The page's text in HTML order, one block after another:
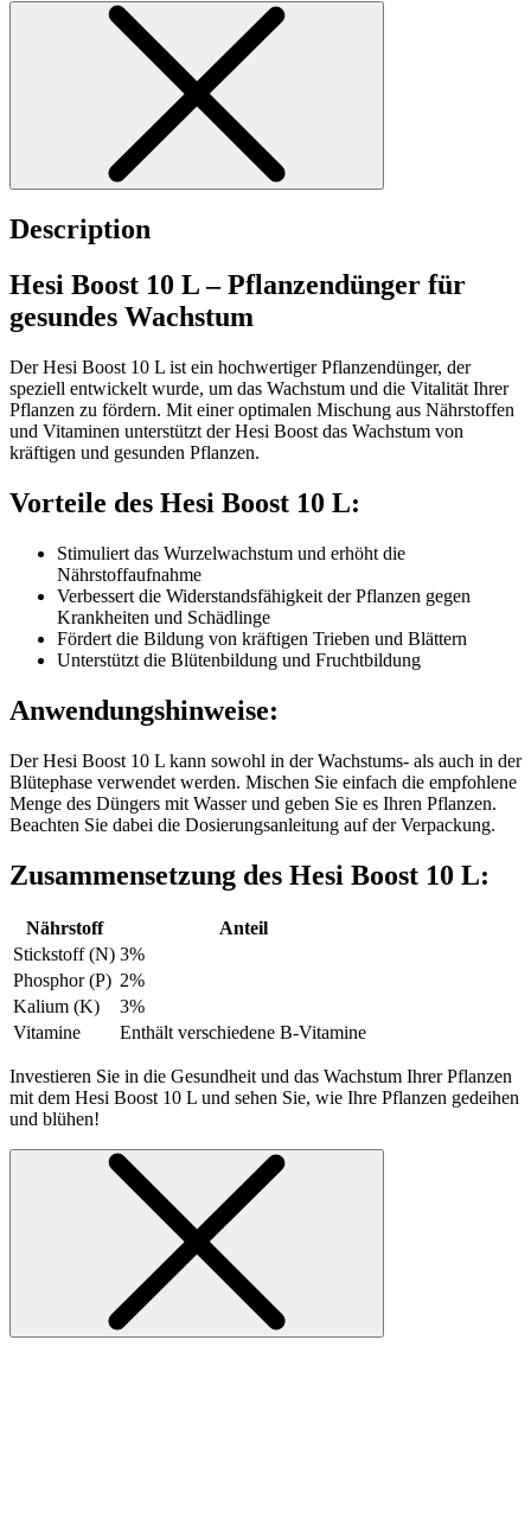
Description
Hesi Boost 10 L – Pflanzendünger für
gesundes Wachstum
Der Hesi Boost 10 L ist ein hochwertiger Pflanzendünger, der
speziell entwickelt wurde, um das Wachstum und die Vitalität Ihrer
Pflanzen zu fördern. Mit einer optimalen Mischung aus Nährstoffen
und Vitaminen unterstützt der Hesi Boost das Wachstum von
kräftigen und gesunden Pflanzen.
Vorteile des Hesi Boost 10 L:
Stimuliert das Wurzelwachstum und erhöht die
Nährstoffaufnahme
Verbessert die Widerstandsfähigkeit der Pflanzen gegen
Krankheiten und Schädlinge
Fördert die Bildung von kräftigen Trieben und Blättern
Unterstützt die Blütenbildung und Fruchtbildung
Anwendungshinweise:
Der Hesi Boost 10 L kann sowohl in der Wachstums- als auch in der
Blütephase verwendet werden. Mischen Sie einfach die empfohlene
Menge des Düngers mit Wasser und geben Sie es Ihren Pflanzen.
Beachten Sie dabei die Dosierungsanleitung auf der Verpackung.
Zusammensetzung des Hesi Boost 10 L:
Nährstoff
Anteil
Stickstoff (N) 3%
Phosphor (P) 2%
Kalium (K)
3%
Vitamine
Enthält verschiedene B-Vitamine
Investieren Sie in die Gesundheit und das Wachstum Ihrer Pflanzen
mit dem Hesi Boost 10 L und sehen Sie, wie Ihre Pflanzen gedeihen
und blühen!